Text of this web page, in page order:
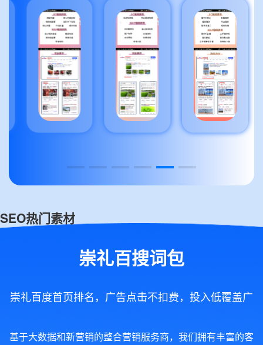
SEO热门素材
崇礼百搜词包
崇礼百度首页排名，广告点击不扣费，投入低覆盖广
基于大数据和新营销的整合营销服务商，我们拥有丰富的客